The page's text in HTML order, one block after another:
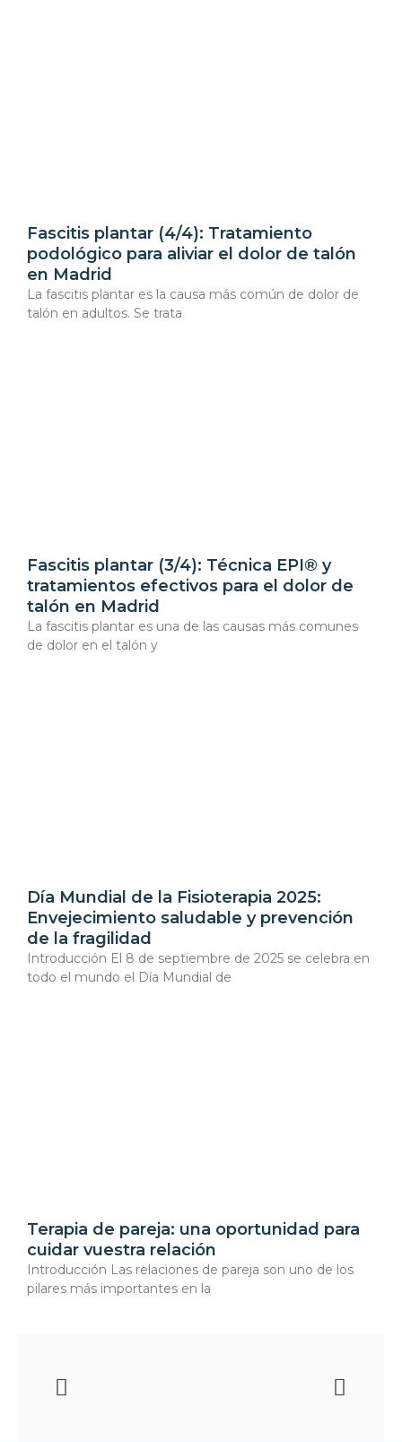
Fascitis plantar (4/4): Tratamiento
podológico para aliviar el dolor de talón
en Madrid
La fascitis plantar es la causa más común de dolor de
talón en adultos. Se trata
Fascitis plantar (3/4): Técnica EPI® y
tratamientos efectivos para el dolor de
talón en Madrid
La fascitis plantar es una de las causas más comunes
de dolor en el talón y
Día Mundial de la Fisioterapia 2025:
Envejecimiento saludable y prevención
de la fragilidad
Introducción El 8 de septiembre de 2025 se celebra en
todo el mundo el Día Mundial de
Terapia de pareja: una oportunidad para
cuidar vuestra relación
Introducción Las relaciones de pareja son uno de los
pilares más importantes en la